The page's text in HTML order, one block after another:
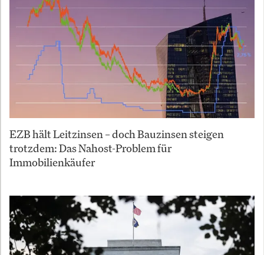
EZB hält Leitzinsen – doch Bauzinsen steigen
trotzdem: Das Nahost-Problem für
Immobilienkäufer